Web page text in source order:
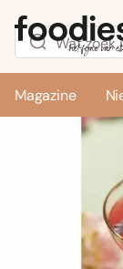
Magazine